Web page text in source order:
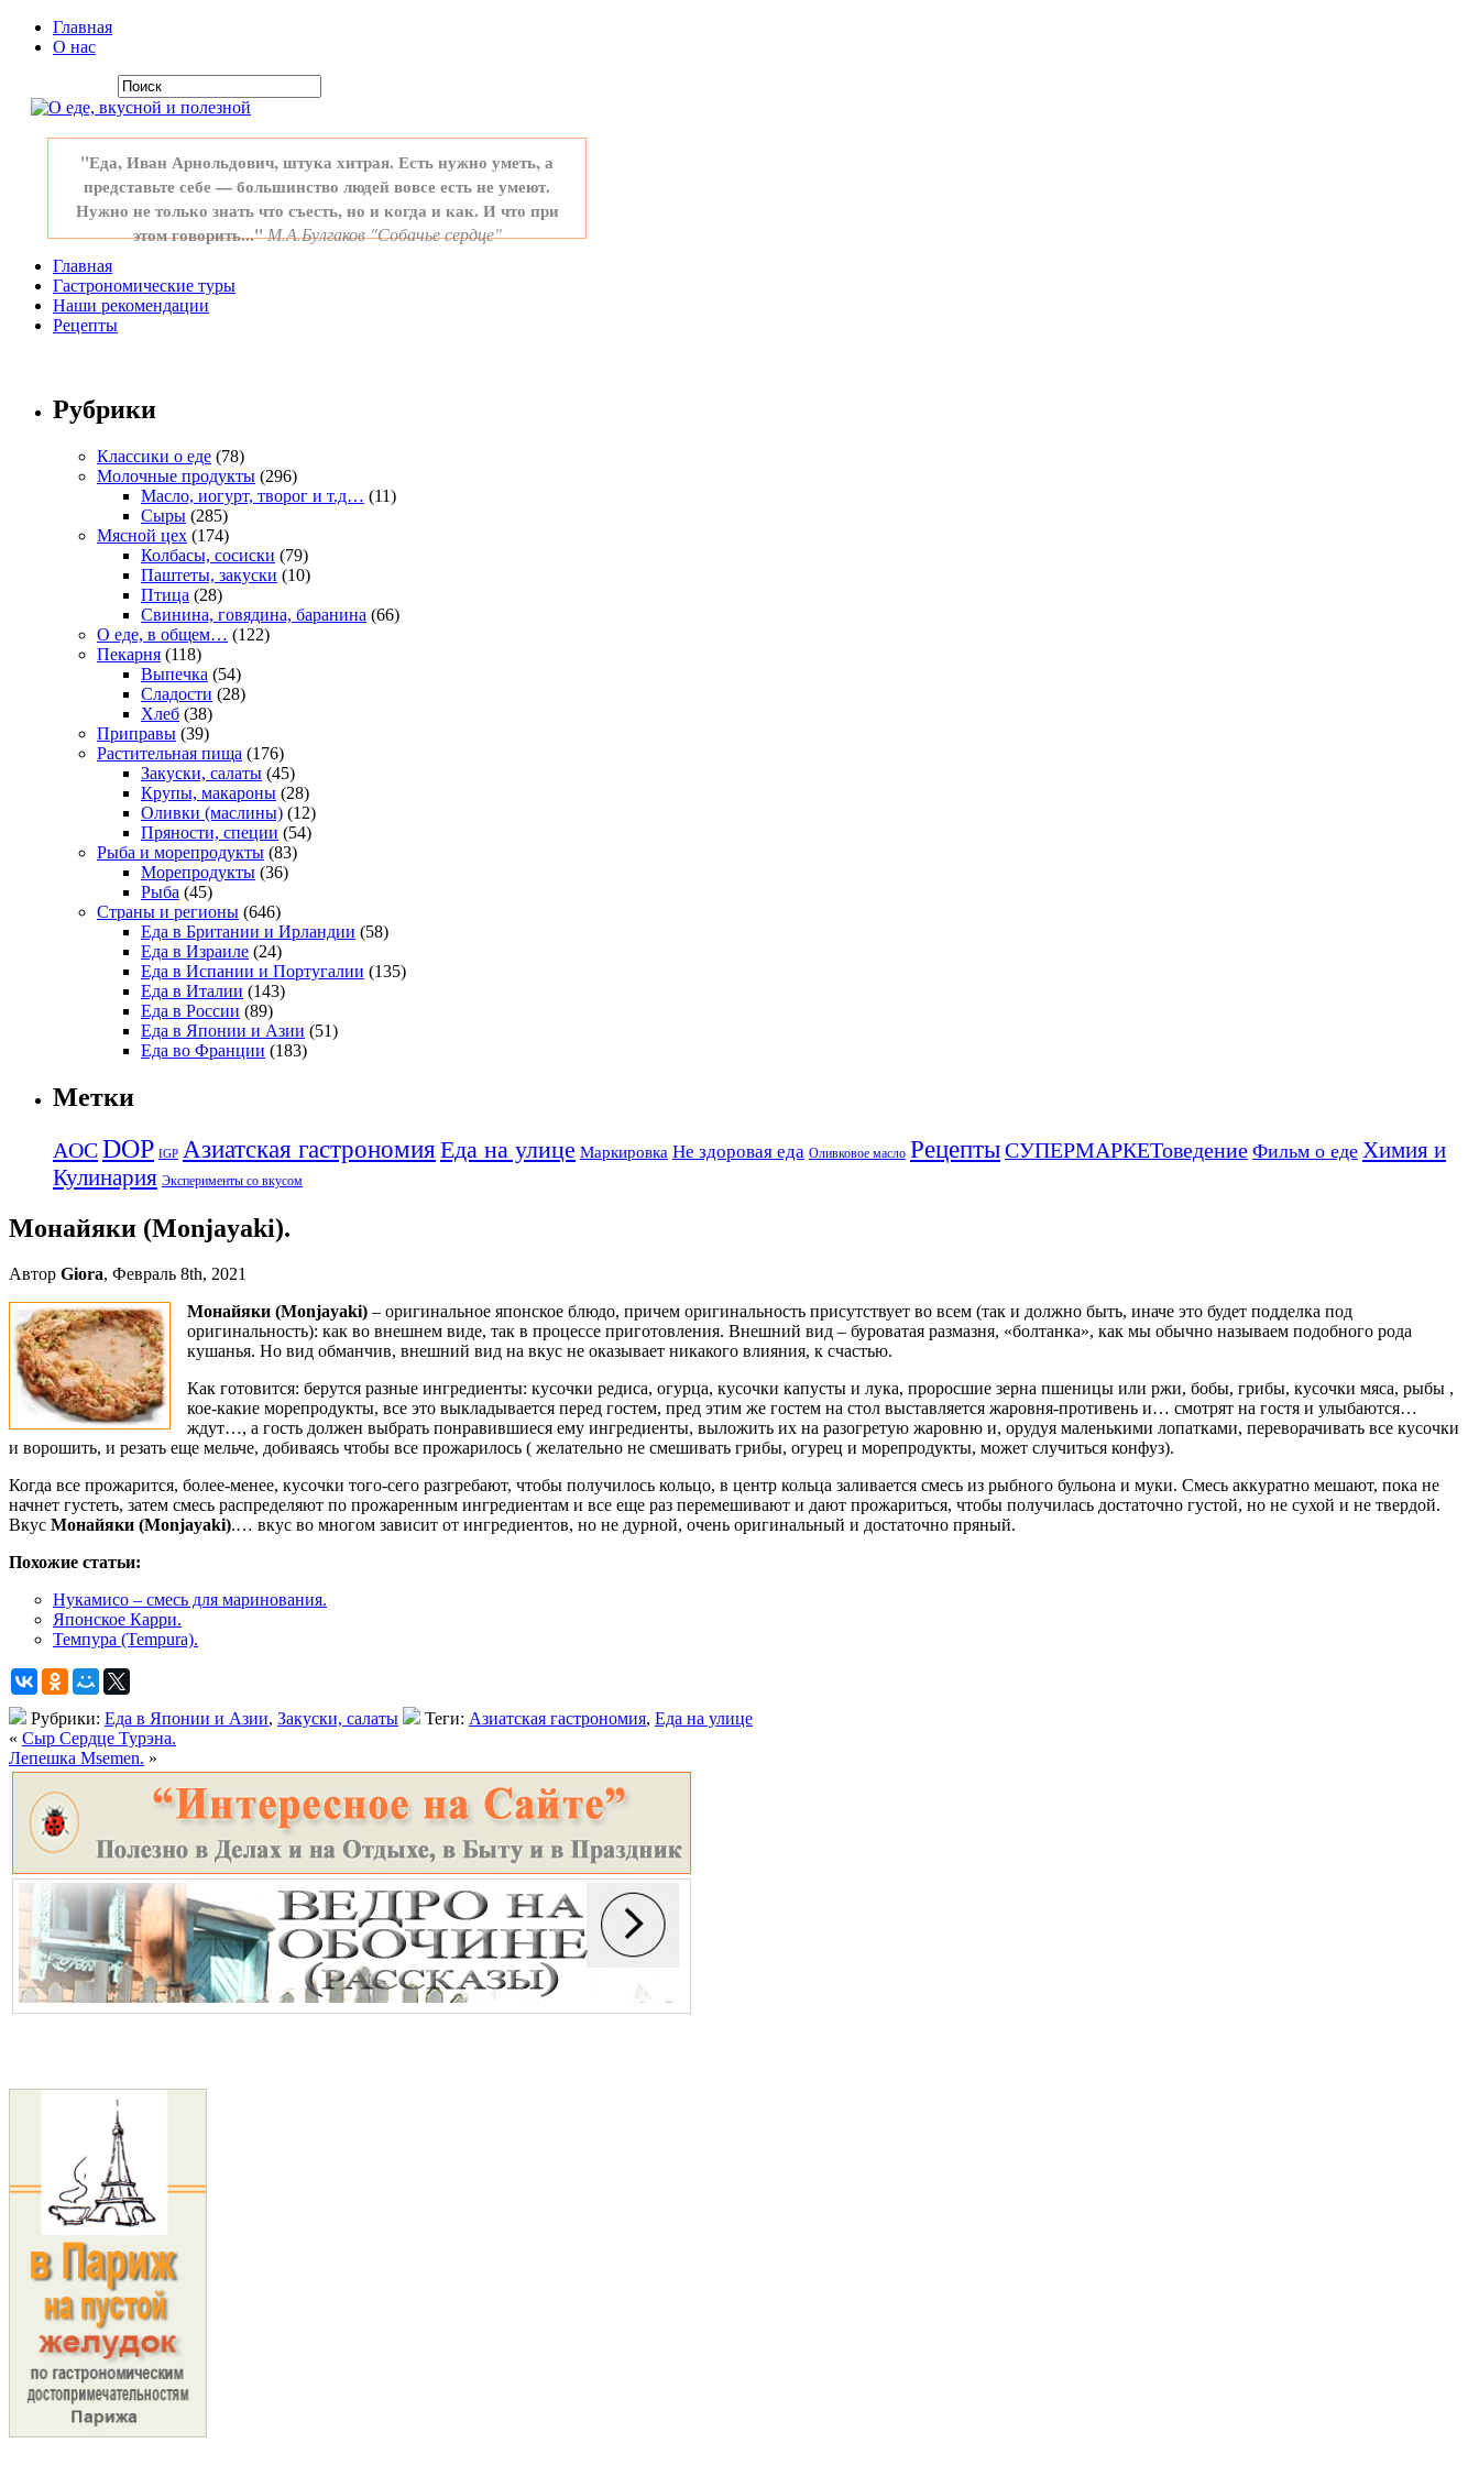
Главная
О нас
"Еда, Иван Арнольдович, штука хитрая. Есть нужно уметь, а
представьте себе — большинство людей вовсе есть не умеют.
Нужно не только знать что съесть, но и когда и как. И что при
этом говорить..."М.А.Булгаков "Собачье сердце"
Главная
Гастрономические туры
Наши рекомендации
Рецепты
Рубрики
Классики о еде (78)
Молочные продукты (296)
Масло, иогурт, творог и т.д… (11)
Сыры (285)
Мясной цех (174)
Колбасы, сосиски (79)
Паштеты, закуски (10)
Птица (28)
Свинина, говядина, баранина (66)
О еде, в общем… (122)
Пекарня (118)
Выпечка (54)
Сладости (28)
Хлеб (38)
Приправы (39)
Растительная пища (176)
Закуски, салаты (45)
Крупы, макароны (28)
Оливки (маслины) (12)
Пряности, специи (54)
Рыба и морепродукты (83)
Морепродукты (36)
Рыба (45)
Страны и регионы (646)
Еда в Британии и Ирландии (58)
Еда в Израиле (24)
Еда в Испании и Португалии (135)
Еда в Италии (143)
Еда в России (89)
Еда в Японии и Азии (51)
Еда во Франции (183)
Метки
AOCDOP IGP Азиатская гастрономия Еда на улице Маркировка Не здоровая еда Оливковое масло РецептыСУПЕРМАРКЕТоведение Фильм о еде Химия и
Кулинария Эксперименты со вкусом
Монайяки (Monjayaki).
Автор Giora, Февраль 8th, 2021
Монайяки (Monjayaki) – оригинальное японское блюдо, причем оригинальность присутствует во всем (так и должно быть, иначе это будет подделка под
оригинальность): как во внешнем виде, так в процессе приготовления. Внешний вид – буроватая размазня, «болтанка», как мы обычно называем подобного рода
кушанья. Но вид обманчив, внешний вид на вкус не оказывает никакого влияния, к счастью.
Как готовится: берутся разные ингредиенты: кусочки редиса, огурца, кусочки капусты и лука, проросшие зерна пшеницы или ржи, бобы, грибы, кусочки мяса, рыбы ,
кое-какие морепродукты, все это выкладывается перед гостем, пред этим же гостем на стол выставляется жаровня-противень и… смотрят на гостя и улыбаются…
ждут…, а гость должен выбрать понравившиеся ему ингредиенты, выложить их на разогретую жаровню и, орудуя маленькими лопатками, переворачивать все кусочки
и ворошить, и резать еще мельче, добиваясь чтобы все прожарилось ( желательно не смешивать грибы, огурец и морепродукты, может случиться конфуз).
Когда все прожарится, более-менее, кусочки того-сего разгребают, чтобы получилось кольцо, в центр кольца заливается смесь из рыбного бульона и муки. Смесь аккуратно мешают, пока не
начнет густеть, затем смесь распределяют по прожаренным ингредиентам и все еще раз перемешивают и дают прожариться, чтобы получилась достаточно густой, но не сухой и не твердой.
Вкус Монайяки (Monjayaki).… вкус во многом зависит от ингредиентов, но не дурной, очень оригинальный и достаточно пряный.
Похожие статьи:
Нукамисо – смесь для маринования.
Японское Карри.
Темпура (Tempura).
Рубрики: Еда в Японии и Азии, Закуски, салаты Теги: Азиатская гастрономия, Еда на улице
« Сыр Сердце Турэна.
Лепешка Msemen. »